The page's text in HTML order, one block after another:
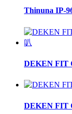
Thinuna IP-
DEKEN FIT
DEKEN FIT